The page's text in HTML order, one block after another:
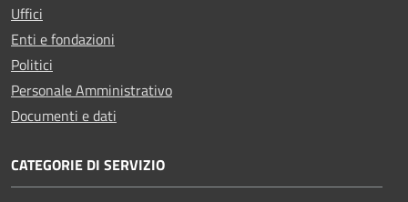
Uffici
Enti e fondazioni
Politici
Personale Amministrativo
Documenti e dati
CATEGORIE DI SERVIZIO